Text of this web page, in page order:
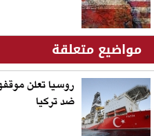
مواضيع متعلقة
روسيا تعلن
ضد تركيا